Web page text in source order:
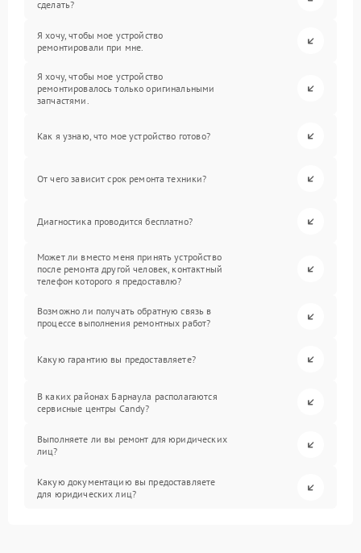
сделать?
Я хочу, чтобы мое устройство
ремонтировали при мне.
Я хочу, чтобы мое устройство
ремонтировалось только оригинальными
запчастями.
Как я узнаю, что мое устройство готово?
От чего зависит срок ремонта техники?
Диагностика проводится бесплатно?
Может ли вместо меня принять устройство
после ремонта другой человек, контактный
телефон которого я предоставлю?
Возможно ли получать обратную связь в
процессе выполнения ремонтных работ?
Какую гарантию вы предоставляете?
В каких районах Барнаула располагаются
сервисные центры Candy?
Выполняете ли вы ремонт для юридических
лиц?
Какую документацию вы предоставляете
для юридических лиц?